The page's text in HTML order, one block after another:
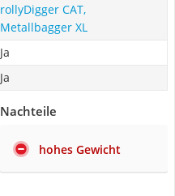
rollyDigger CAT,
Metallbagger XL
Ja
Ja
Nachteile
hohes Gewicht